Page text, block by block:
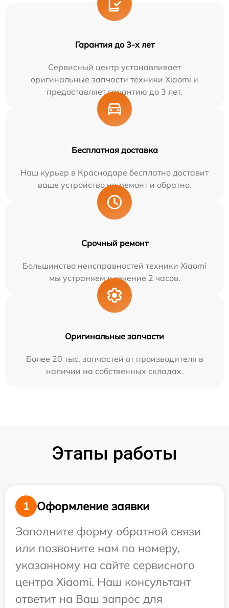
Гарантия до 3-х лет
Сервисный центр устанавливает
оригинальные запчасти техники Xiaomi и
предоставляет гарантию до 3 лет.
Бесплатная доставка
Наш курьер в Краснодаре бесплатно доставит
ваше устройство на ремонт и обратно.
Срочный ремонт
Большинство неисправностей техники Xiaomi
мы устраняем в течение 2 часов.
Оригинальные запчасти
Более 20 тыс. запчастей от производителя в
наличии на собственных складах.
Этапы работы
1
Оформление заявки
Заполните форму обратной связи
или позвоните нам по номеру,
указанному на сайте сервисного
центра Xiaomi. Наш консультант
ответит на Ваш запрос для